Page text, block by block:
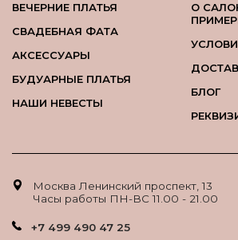
ВЕЧЕРНИЕ ПЛАТЬЯ
СВАДЕБНАЯ ФАТА
АКСЕССУАРЫ
БУДУАРНЫЕ ПЛАТЬЯ
НАШИ НЕВЕСТЫ
О
БЛОГ
Москва Ленинский проспект, 13
Часы работы ПН-ВС 11.00 - 21.00
+7 499 490 47 25